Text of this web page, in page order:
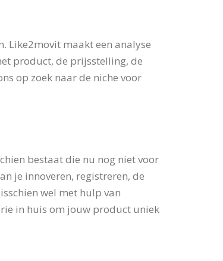
Like2movit maakt een analyse
product, de prijsstelling, de
op zoek naar de niche voor
bestaat die nu nog niet voor
je innoveren, registreren, de
wel met hulp van
in huis om jouw product uniek